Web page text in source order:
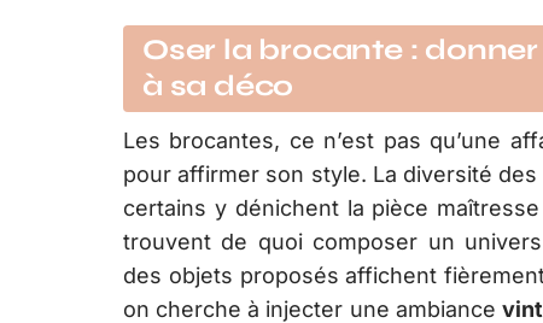
Oser la brocante :
à sa déco
Les brocantes, ce n’est pas qu’une
pour affirmer son style. La diversité
certains y dénichent la pièce
trouvent de quoi composer un
des objets proposés affichent
on cherche à injecter une ambiance